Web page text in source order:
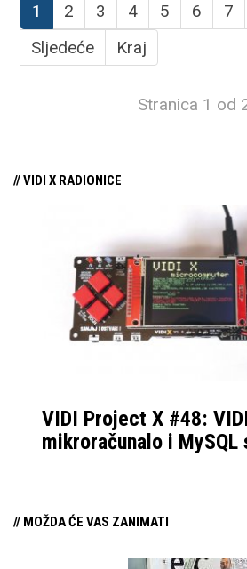
1 2 3 4 5 6 7
Sljedeće
Kraj
Stranica 1 od
// VIDI X RADIONICE
VIDI Project X #48:
mikroračunalo i MySQL
// MOŽDA ĆE VAS ZANIMATI